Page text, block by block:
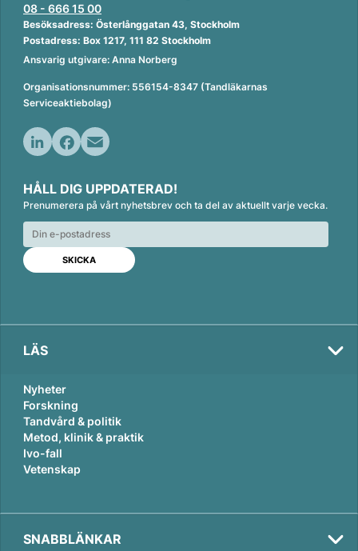
08 - 666 15 00
Besöksadress: Österlånggatan 43, Stockholm
Postadress: Box 1217, 111 82 Stockholm
Ansvarig utgivare: Anna Norberg
Organisationsnummer: 556154-8347 (Tandläkarnas
Serviceaktiebolag)
n
k
e
d
n
c
e
b
o
o
k
a
i
l
HÅLL DIG UPPDATERAD!
Prenumerera på vårt nyhetsbrev och ta del av aktuellt varje vecka.
LÄS
Nyheter
Forskning
Tandvård & politik
Metod, klinik & praktik
Ivo-fall
Vetenskap
SNABBLÄNKAR